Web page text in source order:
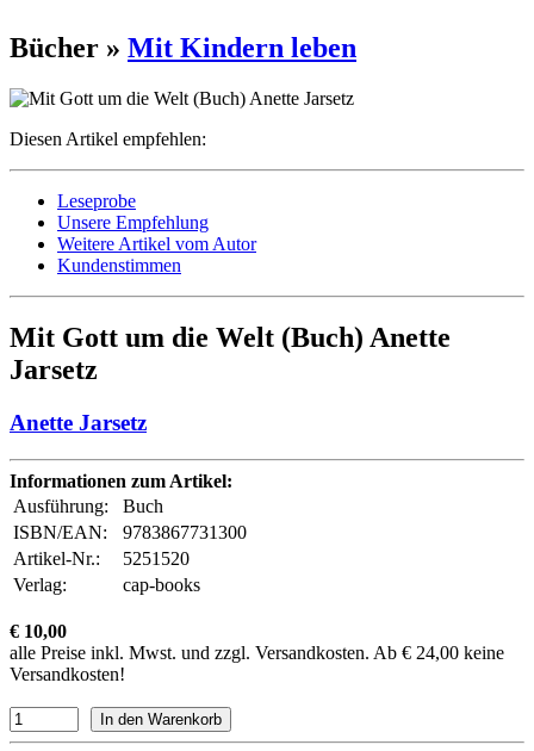
Bücher » Mit Kindern leben
Diesen Artikel empfehlen:
Leseprobe
Unsere Empfehlung
Weitere Artikel vom Autor
Kundenstimmen
Mit Gott um die Welt (Buch) Anette
Jarsetz
Anette Jarsetz
Informationen zum Artikel:
Ausführung:
Buch
ISBN/EAN:
9783867731300
Artikel-Nr.:
5251520
Verlag:
cap-books
€ 10,00
alle Preise inkl. Mwst. und zzgl. Versandkosten. Ab € 24,00 keine
Versandkosten!